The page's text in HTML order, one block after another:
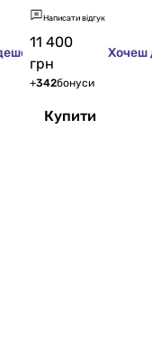
Q
Написати відгук
11 400
грн
Хочеш
+342бонуси
Купити